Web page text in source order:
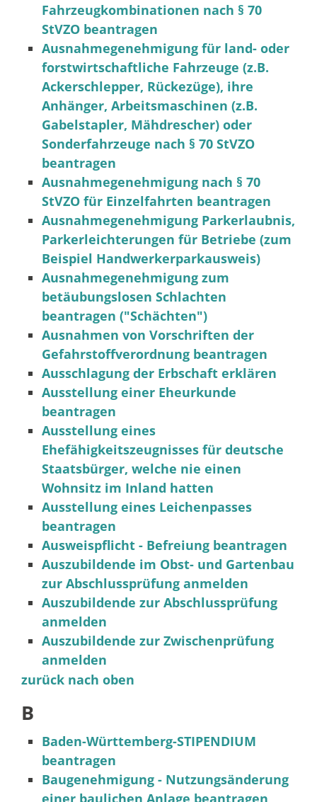
Fahrzeugkombinationen nach § 70
StVZO beantragen
Ausnahmegenehmigung für land- oder
forstwirtschaftliche Fahrzeuge (z.B.
Ackerschlepper, Rückezüge), ihre
Anhänger, Arbeitsmaschinen (z.B.
Gabelstapler, Mähdrescher) oder
Sonderfahrzeuge nach § 70 StVZO
beantragen
Ausnahmegenehmigung nach § 70
StVZO für Einzelfahrten beantragen
Ausnahmegenehmigung Parkerlaubnis,
Parkerleichterungen für Betriebe (zum
Beispiel Handwerkerparkausweis)
Ausnahmegenehmigung zum
betäubungslosen Schlachten
beantragen ("Schächten")
Ausnahmen von Vorschriften der
Gefahrstoffverordnung beantragen
Ausschlagung der Erbschaft erklären
Ausstellung einer Eheurkunde
beantragen
Ausstellung eines
Ehefähigkeitszeugnisses für deutsche
Staatsbürger, welche nie einen
Wohnsitz im Inland hatten
Ausstellung eines Leichenpasses
beantragen
Ausweispflicht - Befreiung beantragen
Auszubildende im Obst- und Gartenbau
zur Abschlussprüfung anmelden
Auszubildende zur Abschlussprüfung
anmelden
Auszubildende zur Zwischenprüfung
anmelden
zurück nach oben
B
Baden-Württemberg-STIPENDIUM
beantragen
Baugenehmigung - Nutzungsänderung
einer baulichen Anlage beantragen